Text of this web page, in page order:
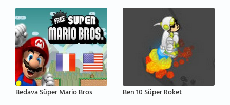
Bedava Süper Mario Bros Ben 10 Süper Roket